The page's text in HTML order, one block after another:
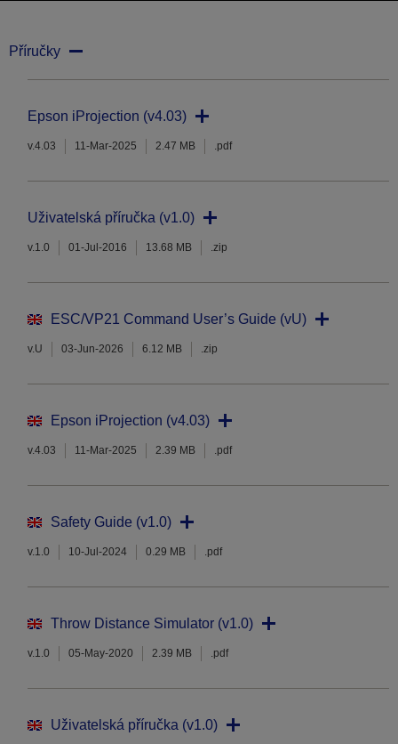
Příručky
Epson iProjection (v4.03)
v.4.03 11-Mar-2025 2.47 MB .pdf
Uživatelská příručka (v1.0)
v.1.0 01-Jul-2016 13.68 MB .zip
ESC/VP21 Command User’s Guide (vU)
v.U 03-Jun-2026 6.12 MB .zip
Epson iProjection (v4.03)
v.4.03 11-Mar-2025 2.39 MB .pdf
Safety Guide (v1.0)
v.1.0 10-Jul-2024 0.29 MB .pdf
Throw Distance Simulator (v1.0)
v.1.0 05-May-2020 2.39 MB .pdf
Uživatelská příručka (v1.0)